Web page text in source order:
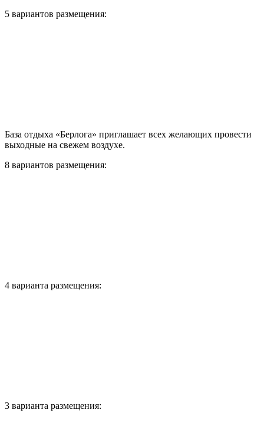
5 вариантов размещения:
База отдыха «Берлога» приглашает всех желающих провести
выходные на свежем воздухе.
8 вариантов размещения:
4 варианта размещения:
3 варианта размещения: